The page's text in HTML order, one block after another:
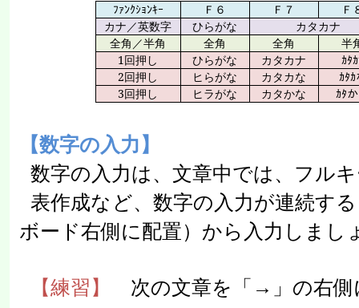
ﾌｧﾝｸｼｮﾝｷｰ Ｆ６ Ｆ７
Ｆ
カナ／英数字
ひらがな
カタカナ
全角／半角
全角 全角
半
1回押し ひらがな カタカナ
ｶﾀ
2回押し ヒらがな カタカな
ｶﾀｶ
3回押し ヒラがな カタかな ｶﾀ
【数字の入力】
数字の入力は、文章中では、フル
表作成など、数字の入力が連続す
ボード右側に配置）から入力しまし
【練習】 次の文章を「→」の右側